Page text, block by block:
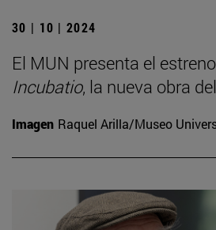
30 | 10 | 2024
El MUN presenta el
Incubatio, la nueva obra
Imagen Raquel Arilla/Museo